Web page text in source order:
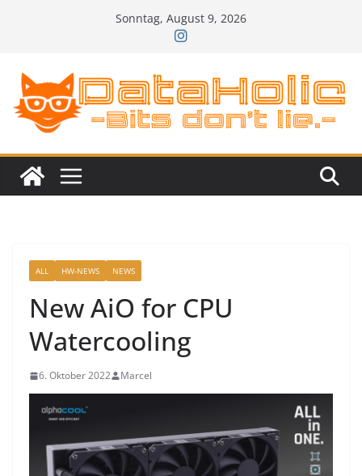
Sonntag, August 9, 2026
ALL HW-NEWS NEWS
New AiO for CPU
Watercooling
6. Oktober 2022 Marcel